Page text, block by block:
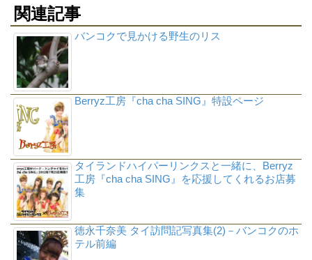
関連記事
バンコクで見かける野生のリス
Berryz工房『cha cha SING』特設ページ
タイランドハイパーリンクスと一緒に、Berryz
工房『cha cha SING』を応援してくれるお店募
集
徳永千奈美 タイ訪問記写真集(2)－バンコクのホ
テル前編